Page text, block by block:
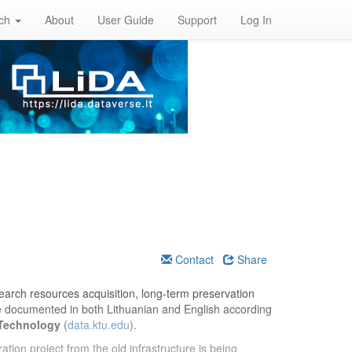
About User Guide Support Log In
Contact Share
resources acquisition, long-term preservation
in both Lithuanian and English according
(data.ktu.edu).
project from the old infrastructure is being